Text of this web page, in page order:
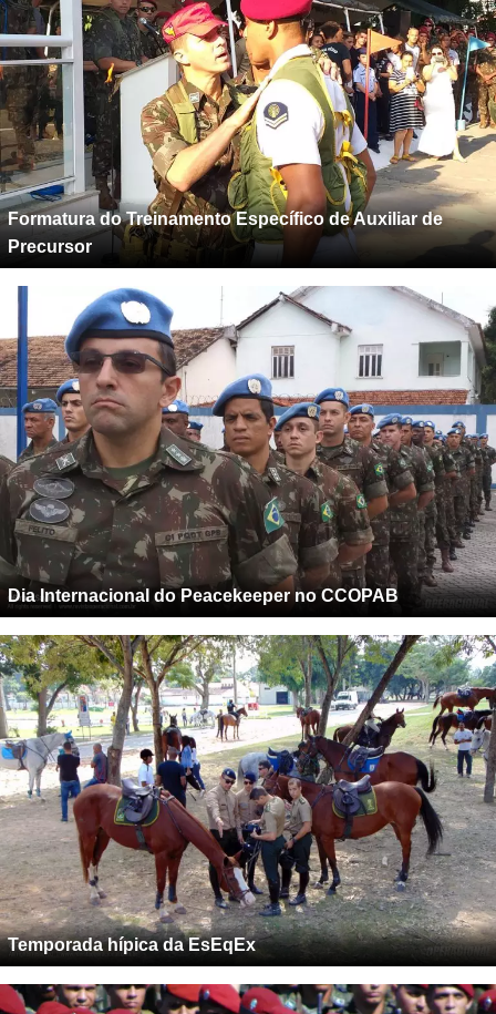
Formatura do Treinamento Específico de Auxiliar de
Precursor
Dia Internacional do Peacekeeper no CCOPAB
Temporada hípica da EsEqEx